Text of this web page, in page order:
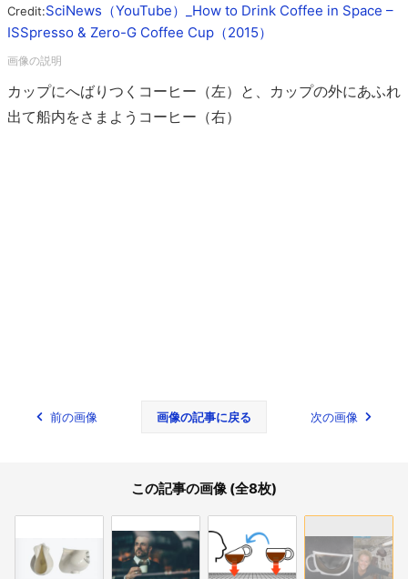
Credit:SciNews（YouTube）_How to Drink Coffee in Space –
ISSpresso & Zero-G Coffee Cup（2015）
カップにへばりつくコーヒー（左）と、カップの外にあふれ
出て船内をさまようコーヒー（右）
前の画像 画像の記事に戻る 次の画像
この記事の画像 (全8枚)